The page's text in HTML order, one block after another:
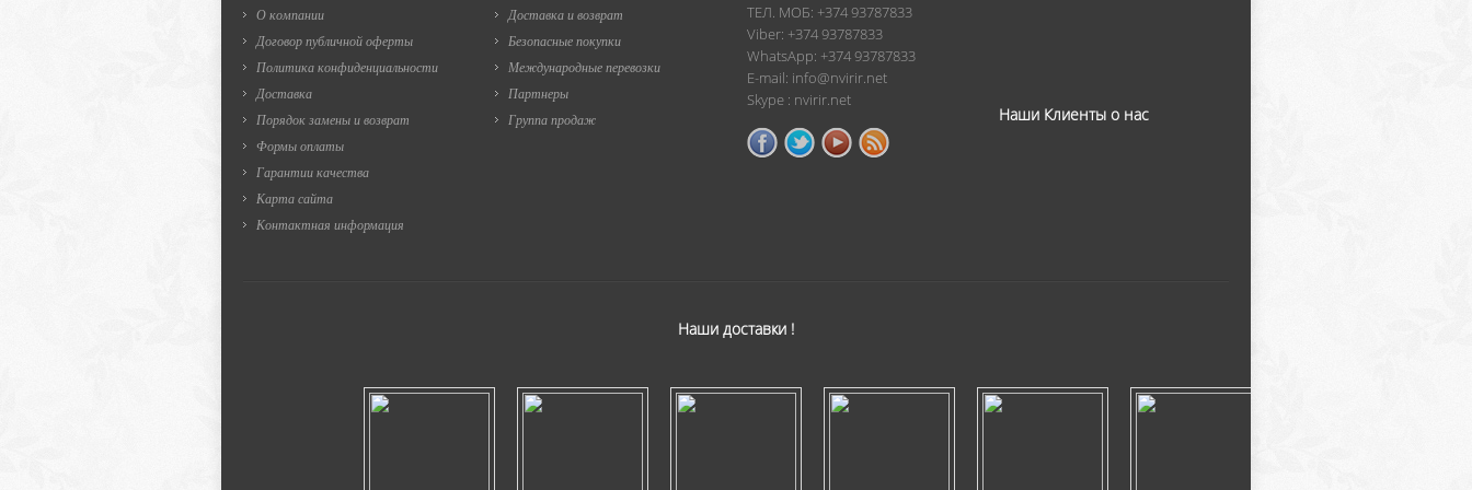
О компании
Договор публичной оферты
Политика конфиденциальности
Доставка
Порядок замены и возврат
Формы оплаты
Гарантии качества
Карта сайта
Контактная информация
Доставка и возврат
Безопасные покупки
Международные перевозки
Партнеры
Группа продаж
ТЕЛ. МОБ: +374 93787833
Viber: +374 93787833
WhatsApp: +374 93787833
E-mail: info@nvirir.net
Skype : nvirir.net
Наши Клиенты о нас
Наши доставки !